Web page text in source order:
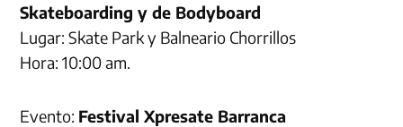
Skateboarding y de Bodyboard
Lugar: Skate Park y Balneario Chorrillos
Hora: 10:00 am.
Evento: Festival Xpresate Barranca